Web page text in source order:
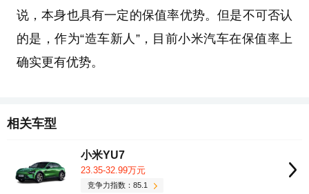
说，本身也具有一定的保值率优势。但是不可否认
的是，作为“造车新人”，目前小米汽车在保值率上
确实更有优势。
相关车型
小米YU7
23.35-32.99万元
竞争力指数：85.1